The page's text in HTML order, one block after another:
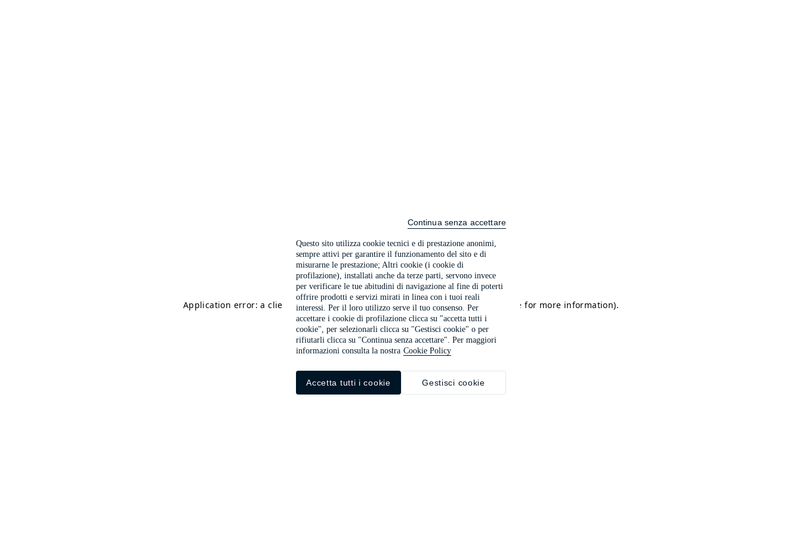
Application error: a client-side exception has occurred (see the browser console for more information).
Questo sito utilizza cookie tecnici e di prestazione anonimi,
sempre attivi per garantire il funzionamento del sito e di
misurarne le prestazione; Altri cookie (i cookie di
profilazione), installati anche da terze parti, servono invece
per verificare le tue abitudini di navigazione al fine di poterti
offrire prodotti e servizi mirati in linea con i tuoi reali
interessi. Per il loro utilizzo serve il tuo consenso. Per
accettare i cookie di profilazione clicca su "accetta tutti i
cookie", per selezionarli clicca su "Gestisci cookie" o per
rifiutarli clicca su "Continua senza accettare". Per maggiori
informazioni consulta la nostra Cookie Policy
Gestisci cookie
Accetta tutti i cookie
Continua senza accettare